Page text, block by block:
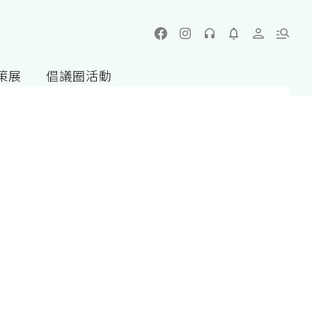
展 倡議圈活動